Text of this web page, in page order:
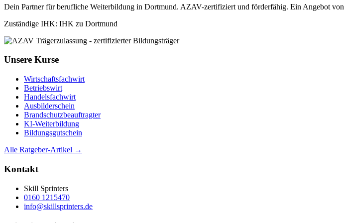
Dein Partner für berufliche Weiterbildung in Dortmund. AZAV-zertifiziert und förderfähig. Ein Angebot von
Zuständige IHK: IHK zu Dortmund
Unsere Kurse
Wirtschaftsfachwirt
Betriebswirt
Handelsfachwirt
Ausbilderschein
Brandschutzbeauftragter
KI-Weiterbildung
Bildungsgutschein
Alle Ratgeber-Artikel →
Kontakt
Skill Sprinters
0160 1215470
info@skillsprinters.de